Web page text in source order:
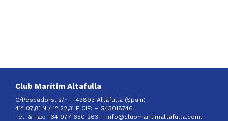
Club Marítim Altafulla
C/Pescadors, s/n – 43893 Altafulla (Spain)
41° 07,8’ N / 1° 22,3’ E CIF: – G43018746
Tel. & Fax: +34 977 650 263 – info@clubmaritimaltafulla.com.